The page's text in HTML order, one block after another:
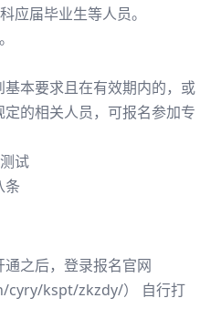
应届毕业生等人员。
本要求且在有效期内的，或
的相关人员，可报名参加专
试
条
之后，登录报名官网
cyry/kspt/zkzdy/） 自行打